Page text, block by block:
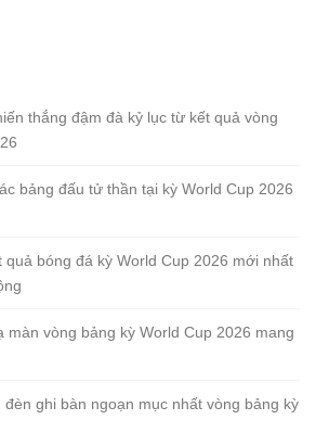
thắng đậm đà kỷ lục từ kết quả vòng
bảng đấu tử thần tại kỳ World Cup 2026
quả bóng đá kỳ World Cup 2026 mới nhất
màn vòng bảng kỳ World Cup 2026 mang
đèn ghi bàn ngoạn mục nhất vòng bảng kỳ